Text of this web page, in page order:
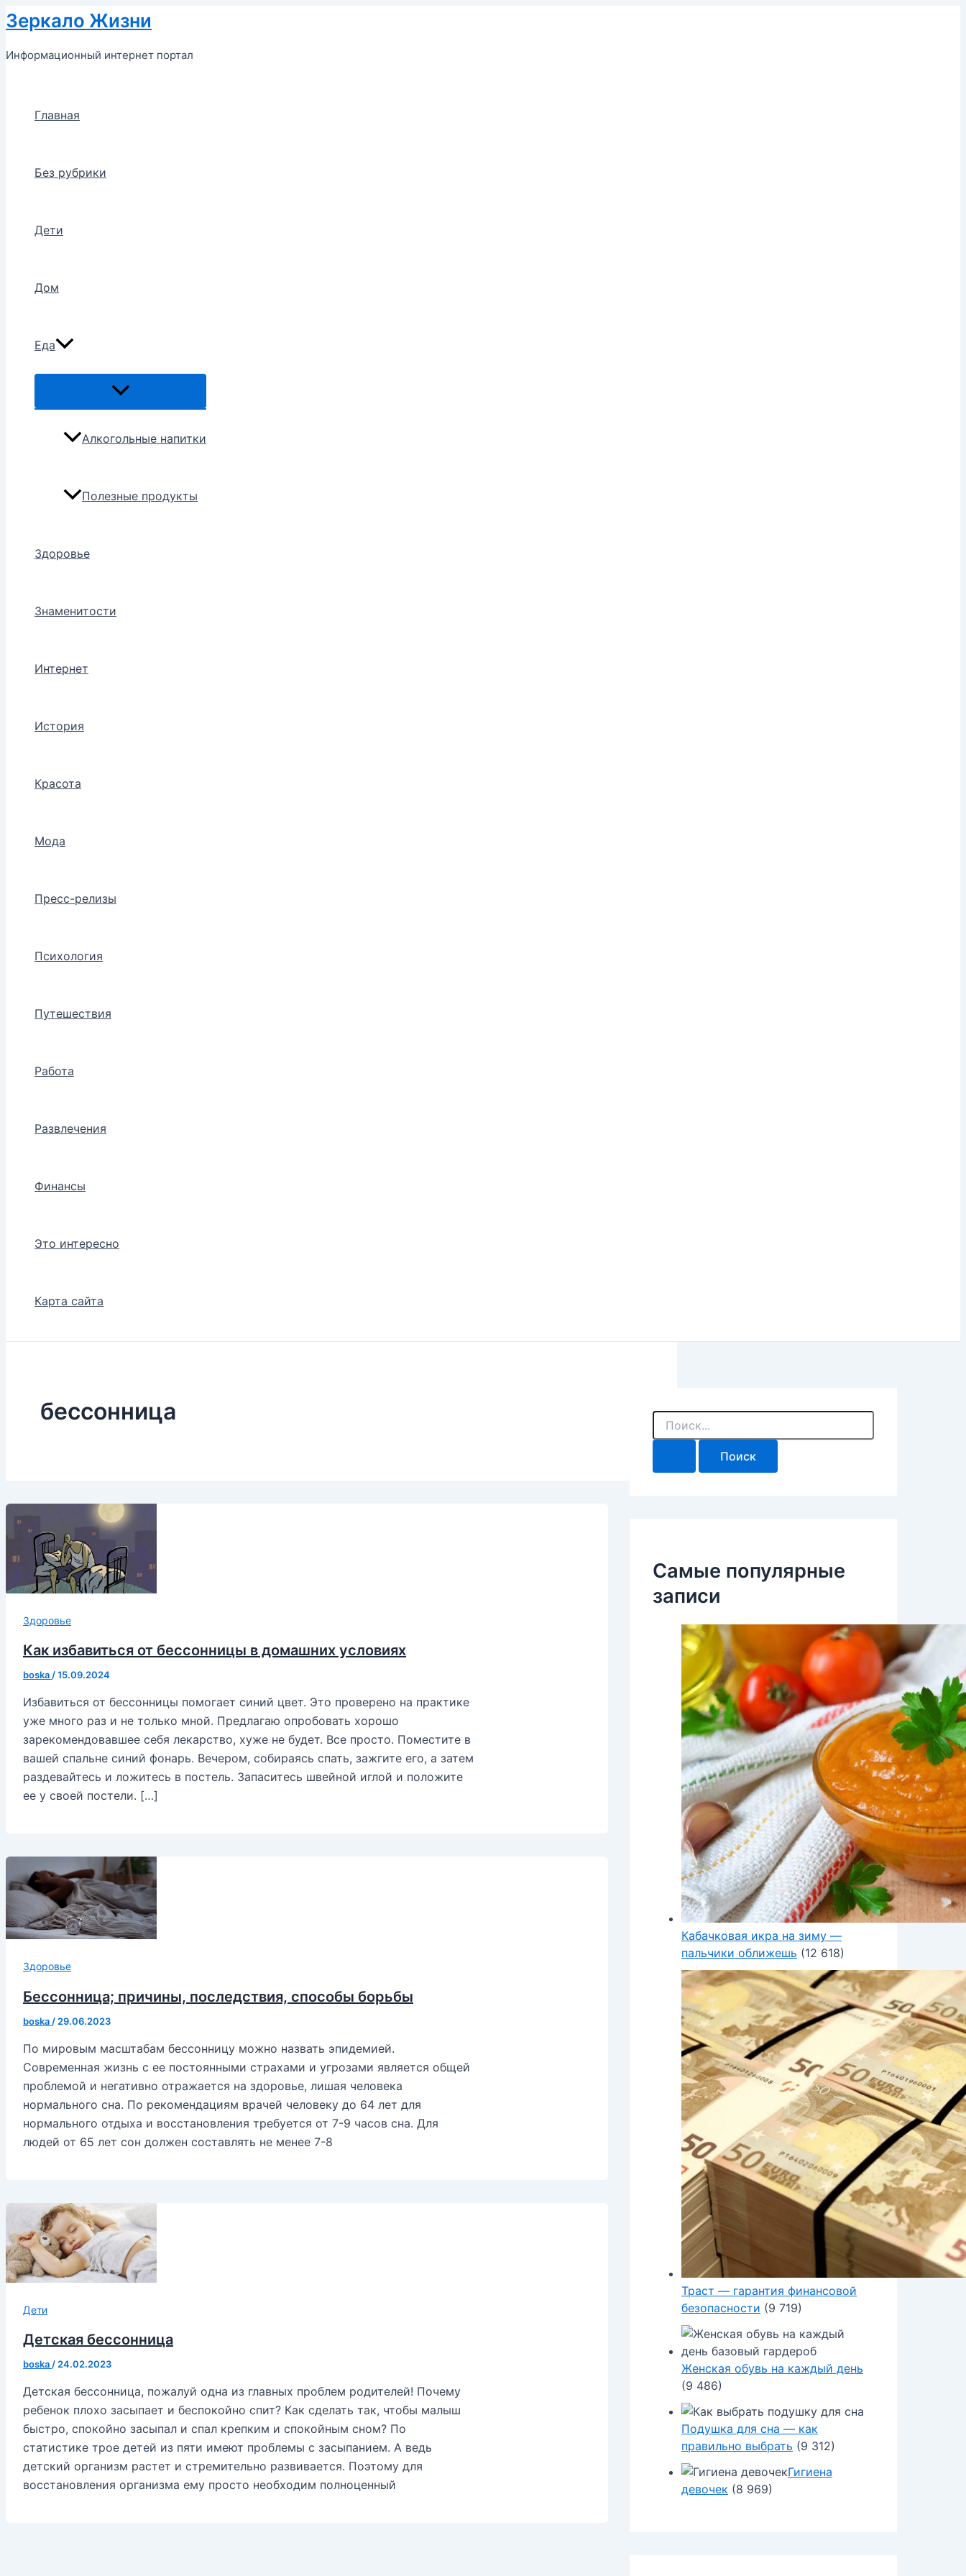
Перейти
к
содержимому
Зеркало Жизни
Информационный интернет портал
Главная
Без рубрики
Дети
Дом
Еда
Переключатель
Алкогольные напитки
Полезные продукты
Здоровье
Знаменитости
Интернет
История
Красота
Мода
Пресс-релизы
Психология
Путешествия
Работа
Развлечения
Финансы
Это интересно
Карта сайта
бессонница
Здоровье
Как избавиться от бессонницы в домашних условиях
boska/15.09.2024
Избавиться от бессонницы помогает синий цвет. Это проверено на практике
уже много раз и не только мной. Предлагаю опробовать хорошо
зарекомендовавшее себя лекарство, хуже не будет. Все просто. Поместите в
вашей спальне синий фонарь. Вечером, собираясь спать, зажгите его, а затем
раздевайтесь и ложитесь в постель. Запаситесь швейной иглой и положите
ее у своей постели. […]
Здоровье
Бессонница; причины, последствия, способы борьбы
boska / 29.06.2023
По мировым масштабам бессонницу можно назвать эпидемией.
Современная жизнь с ее постоянными страхами и угрозами является общей
проблемой и негативно отражается на здоровье, лишая человека
нормального сна. По рекомендациям врачей человеку до 64 лет для
нормального отдыха и восстановления требуется от 7-9 часов сна. Для
людей от 65 лет сон должен составлять не менее 7-8
Дети
Детская бессонница
boska/24.02.2023
Детская бессонница, пожалуй одна из главных проблем родителей! Почему
ребенок плохо засыпает и беспокойно спит? Как сделать так, чтобы малыш
быстро, спокойно засыпал и спал крепким и спокойным сном? По
статистике трое детей из пяти имеют проблемы с засыпанием. А ведь
детский организм растет и стремительно развивается. Поэтому для
восстановления организма ему просто необходим полноценный
П
и
к
Самые популярные
записи
Кабачковая икра на зиму —
пальчики оближешь (12 618)
Траст — гарантия финансовой
безопасности (9 719)
Женская обувь на каждый день
(9 486)
Подушка для сна — как
правильно выбрать (9 312)
Гигиена
девочек (8 969)